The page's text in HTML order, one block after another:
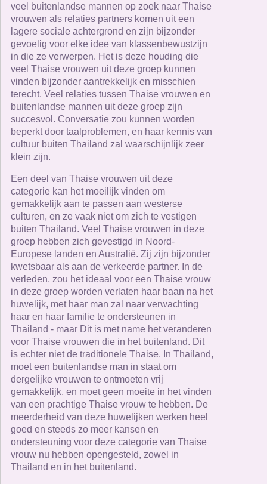
veel buitenlandse mannen op zoek naar Thaise
vrouwen als relaties partners komen uit een
lagere sociale achtergrond en zijn bijzonder
gevoelig voor elke idee van klassenbewustzijn
in die ze verwerpen. Het is deze houding die
veel Thaise vrouwen uit deze groep kunnen
vinden bijzonder aantrekkelijk en misschien
terecht. Veel relaties tussen Thaise vrouwen en
buitenlandse mannen uit deze groep zijn
succesvol. Conversatie zou kunnen worden
beperkt door taalproblemen, en haar kennis van
cultuur buiten Thailand zal waarschijnlijk zeer
klein zijn.
Een deel van Thaise vrouwen uit deze
categorie kan het moeilijk vinden om
gemakkelijk aan te passen aan westerse
culturen, en ze vaak niet om zich te vestigen
buiten Thailand. Veel Thaise vrouwen in deze
groep hebben zich gevestigd in Noord-
Europese landen en Australië. Zij zijn bijzonder
kwetsbaar als aan de verkeerde partner. In de
verleden, zou het ideaal voor een Thaise vrouw
in deze groep worden verlaten haar baan na het
huwelijk, met haar man zal naar verwachting
haar en haar familie te ondersteunen in
Thailand - maar Dit is met name het veranderen
voor Thaise vrouwen die in het buitenland. Dit
is echter niet de traditionele Thaise. In Thailand,
moet een buitenlandse man in staat om
dergelijke vrouwen te ontmoeten vrij
gemakkelijk, en moet geen moeite in het vinden
van een prachtige Thaise vrouw te hebben. De
meerderheid van deze huwelijken werken heel
goed en steeds zo meer kansen en
ondersteuning voor deze categorie van Thaise
vrouw nu hebben opengesteld, zowel in
Thailand en in het buitenland.